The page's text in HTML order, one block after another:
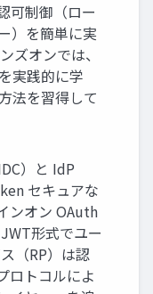
可制御（ロー
）を簡単に実
ズオンでは、
実践的に学
法を習得して
）と IdP
セキュアな
ンオン OAuth
形式でユー
（RP）は認
ロトコルによ